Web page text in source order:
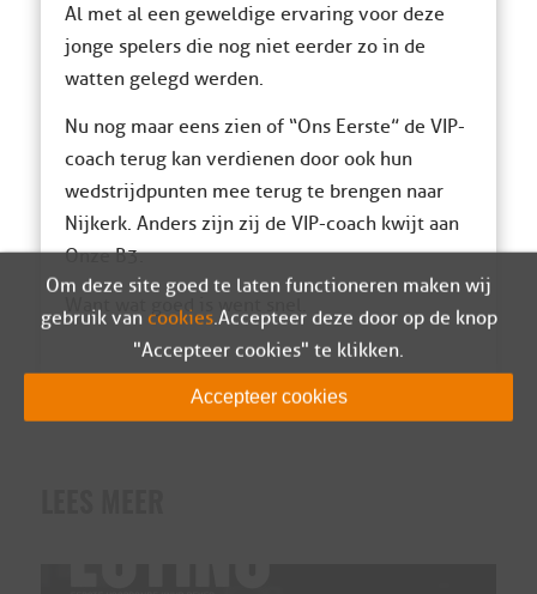
Al met al een geweldige ervaring voor deze
jonge spelers die nog niet eerder zo in de
wattengelegd werden.
Nu nog maar eens zien of “Ons Eerste” de VIP-
coach terug kan verdienen door ook hun
wedstrijdpunten mee terug te brengen naar
Nijkerk. Anders zijn zij de VIP-coach kwijt aan
Onze B3.
Want wat goed is went snel.
Om deze site goed te laten functioneren maken wij
gebruik van cookies. Accepteer deze door op de knop
"Accepteer cookies" te klikken.
Accepteer cookies